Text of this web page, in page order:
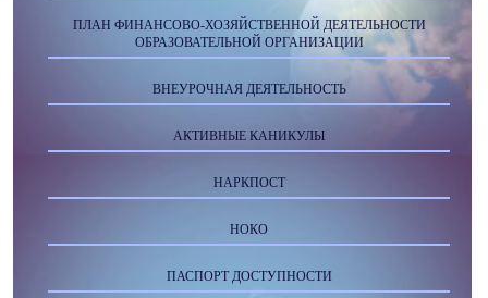
ПЛАН ФИНАНСОВО-ХОЗЯЙСТВЕННОЙ ДЕЯТЕЛЬНОСТИ
ОБРАЗОВАТЕЛЬНОЙ ОРГАНИЗАЦИИ
ВНЕУРОЧНАЯ ДЕЯТЕЛЬНОСТЬ
АКТИВНЫЕ КАНИКУЛЫ
НАРКПОСТ
НОКО
ПАСПОРТ ДОСТУПНОСТИ